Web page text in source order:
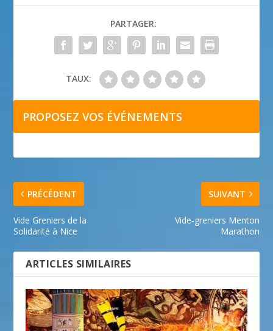
PARTAGER:
TAUX:
PROPOSEZ VOS ÉVÉNEMENTS
PRÉCÉDENT
Vide Greniers de la
Solidarité à Nice
SUIVANT
Vide-greniers Menton
Marathon
ARTICLES SIMILAIRES